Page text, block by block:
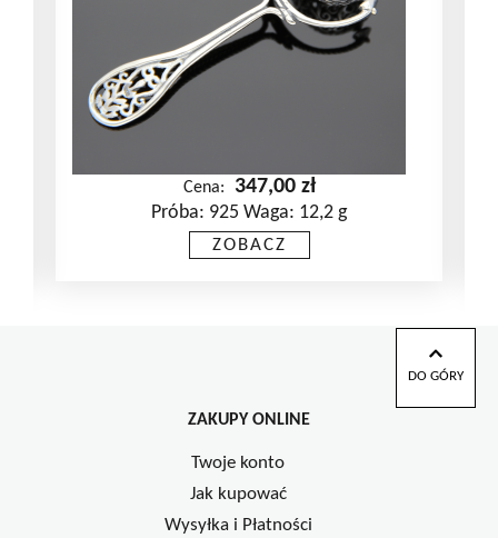
Cena: 347,00 zł
Próba: 925 Waga: 12,2 g
ZOBACZ
ZAKUPY ONLINE
Twoje konto
Jak kupować
Wysyłka i Płatności
DO GÓRY